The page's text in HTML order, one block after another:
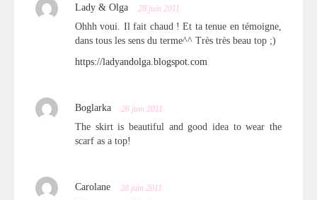
Lady & Olga 28 juin 2011
Ohhh voui. Il fait chaud ! Et ta tenue en témoigne,
dans tous les sens du terme^^ Très très beau top ;)
https://ladyandolga.blogspot.com
Boglarka 28 juin 2011
The skirt is beautiful and good idea to wear the
scarf as a top!
Carolane 28 juin 2011